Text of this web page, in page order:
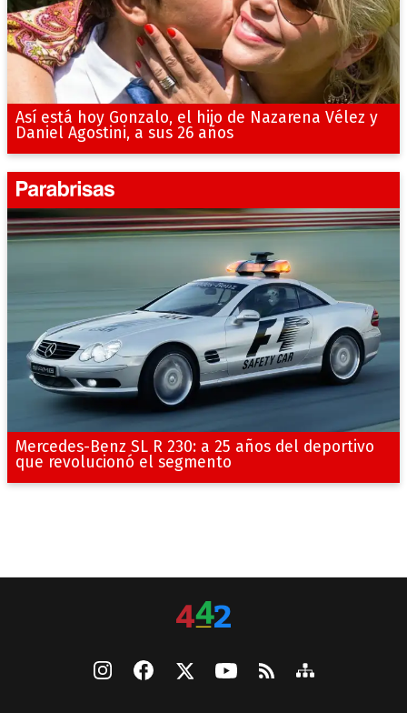
Así está hoy Gonzalo, el hijo de Nazarena Vélez y
Daniel Agostini, a sus 26 años
Mercedes-Benz SL R 230: a 25 años del deportivo
que revolucionó el segmento